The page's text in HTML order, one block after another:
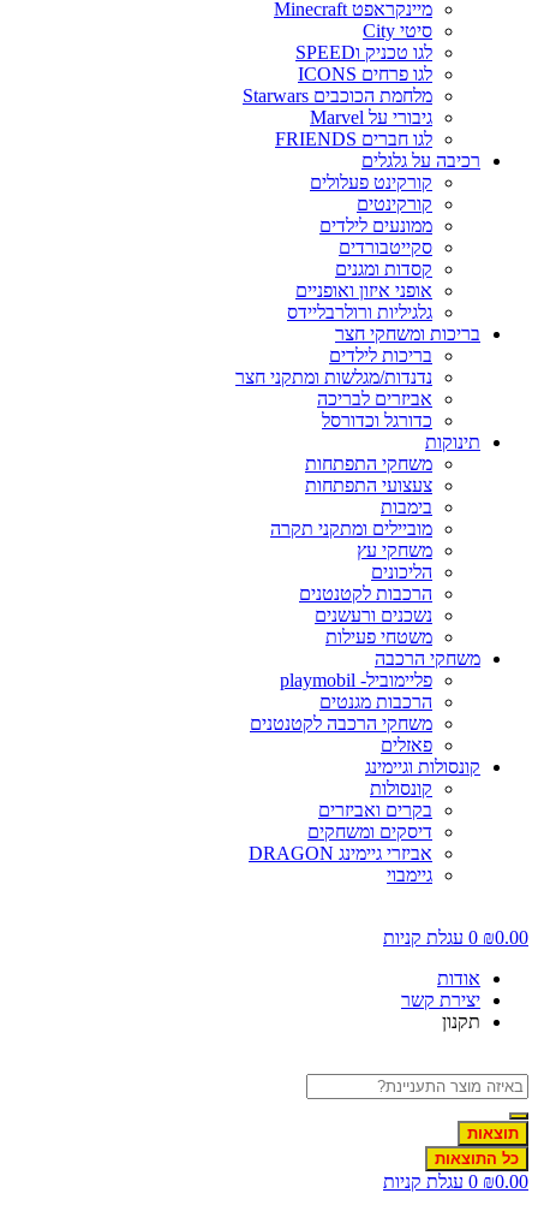
מיינקראפט Minecraft
סיטי City
לגו טכניק וSPEED
לגו פרחים ICONS
מלחמת הכוכבים Starwars
גיבורי על Marvel
לגו חברים FRIENDS
רכיבה על גלגלים
קורקינט פעלולים
קורקינטים
ממונעים לילדים
סקייטבורדים
קסדות ומגנים
אופני איזון ואופניים
גלגיליות ורולרבליידס
בריכות ומשחקי חצר
בריכות לילדים
נדנדות/מגלשות ומתקני חצר
אביזרים לבריכה
כדורגל וכדורסל
תינוקות
משחקי התפתחות
צעצועי התפתחות
בימבות
מוביילים ומתקני תקרה
משחקי עץ
הליכונים
הרכבות לקטנטנים
נשכנים ורעשנים
משטחי פעילות
משחקי הרכבה
פליימוביל- playmobil
הרכבות מגנטים
משחקי הרכבה לקטנטנים
פאזלים
קונסולות וגיימינג
קונסולות
בקרים ואביזרים
דיסקים ומשחקים
אביזרי גיימינג DRAGON
גיימבוי
₪0.00
0 עגלת קניות
אודות
יצירת קשר
תקנון
תוצאות
כל התוצאות
₪0.00
0 עגלת קניות